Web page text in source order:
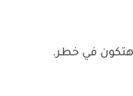
هتكون في خطر.